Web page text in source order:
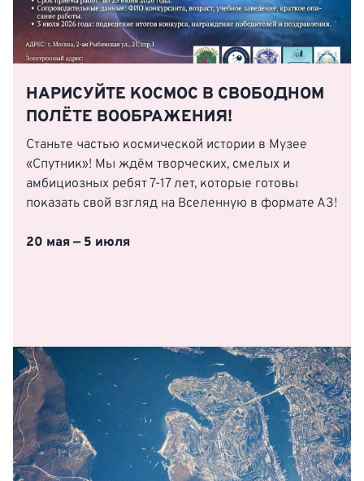
НАРИСУЙТЕ КОСМОС В СВОБОДНОМ
ПОЛЁТЕ ВООБРАЖЕНИЯ!
Станьте частью космической истории в Музее
«Спутник»! Мы ждём творческих, смелых и
амбициозных ребят 7-17 лет, которые готовы
показать свой взгляд на Вселенную в формате А3!
20 мая — 5 июля